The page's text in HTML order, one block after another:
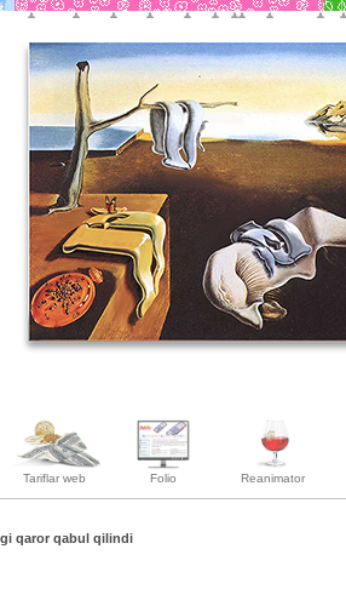
Tariflar web Folio Reanimator
qaror qabul qilindi